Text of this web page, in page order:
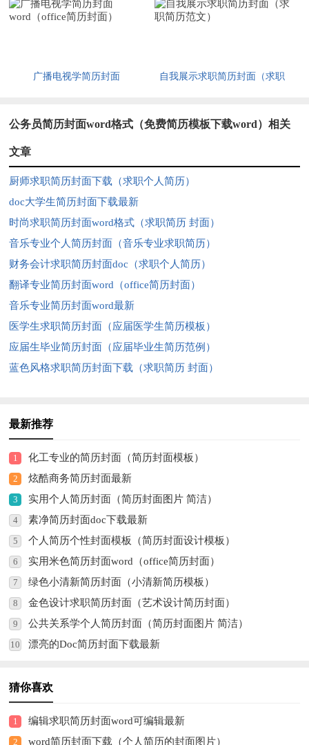
历封面word下载）
简历 封面）
广播电视学简历封面
自我展示求职简历封面（求职
公务员简历封面word格式（免费简历模板下载word）相关
文章
厨师求职简历封面下载（求职个人简历）
doc大学生简历封面下载最新
时尚求职简历封面word格式（求职简历 封面）
音乐专业个人简历封面（音乐专业求职简历）
财务会计求职简历封面doc（求职个人简历）
翻译专业简历封面word（office简历封面）
音乐专业简历封面word最新
医学生求职简历封面（应届医学生简历模板）
应届生毕业简历封面（应届毕业生简历范例）
蓝色风格求职简历封面下载（求职简历 封面）
最新推荐
1 化工专业的简历封面（简历封面模板）
2 炫酷商务简历封面最新
3 实用个人简历封面（简历封面图片 简洁）
4 素净简历封面doc下载最新
5 个人简历个性封面模板（简历封面设计模板）
6 实用米色简历封面word（office简历封面）
7 绿色小清新简历封面（小清新简历模板）
8 金色设计求职简历封面（艺术设计简历封面）
9 公共关系学个人简历封面（简历封面图片 简洁）
10 漂亮的Doc简历封面下载最新
猜你喜欢
1 编辑求职简历封面word可编辑最新
2 word简历封面下载（个人简历的封面图片）